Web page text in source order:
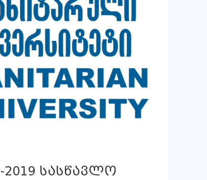
სასწავლო